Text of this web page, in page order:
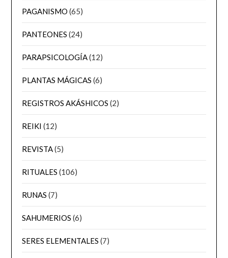
PAGANISMO (65)
PANTEONES (24)
PARAPSICOLOGÍA(12)
PLANTAS MÁGICAS (6)
REGISTROS AKÁSHICOS (2)
REIKI (12)
REVISTA(5)
RITUALES (106)
RUNAS (7)
SAHUMERIOS (6)
SERES ELEMENTALES (7)